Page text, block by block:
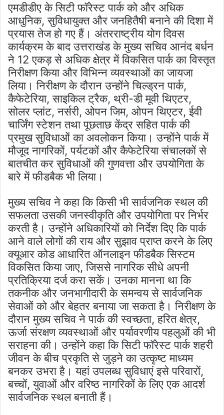
एमडीडीए के सिटी फॉरेस्ट पार्क को और अधिक
आधुनिक, सुविधायुक्त और जनहितैषी बनाने की दिशा में
प्रयास तेज हो गए हैं। अंतरराष्ट्रीय योग दिवस
कार्यक्रम के बाद उत्तराखंड के मुख्य सचिव आनंद बर्धन
ने 12 एकड़ से अधिक क्षेत्र में विकसित पार्क का विस्तृत
निरीक्षण किया और विभिन्न व्यवस्थाओं का जायजा
लिया। निरीक्षण के दौरान उन्होंने चिल्ड्रन पार्क,
कैफेटेरिया, साइकिल ट्रैक, थ्री-डी मूवी थिएटर,
सोलर प्लांट, नर्सरी, ओपन जिम, ओपन थिएटर, ईवी
चार्जिंग स्टेशन तथा पूछताछ केंद्र सहित पार्क की
प्रमुख सुविधाओं का अवलोकन किया। उन्होंने पार्क में
मौजूद नागरिकों, पर्यटकों और कैफेटेरिया संचालकों से
बातचीत कर सुविधाओं की गुणवत्ता और उपयोगिता के
बारे में फीडबैक भी लिया।
मुख्य सचिव ने कहा कि किसी भी सार्वजनिक स्थल की
सफलता उसकी जनस्वीकृति और उपयोगिता पर निर्भर
करती है। उन्होंने अधिकारियों को निर्देश दिए कि पार्क
आने वाले लोगों की राय और सुझाव प्राप्त करने के लिए
क्यूआर कोड आधारित ऑनलाइन फीडबैक सिस्टम
विकसित किया जाए, जिससे नागरिक सीधे अपनी
प्रतिक्रिया दर्ज करा सकें। उनका मानना था कि
तकनीक और जनभागीदारी के समन्वय से सार्वजनिक
सेवाओं को और बेहतर बनाया जा सकता है। निरीक्षण के
दौरान मुख्य सचिव ने पार्क की स्वच्छता, हरित क्षेत्र,
ऊर्जा संरक्षण व्यवस्थाओं और पर्यावरणीय पहलुओं की भी
सराहना की। उन्होंने कहा कि सिटी फॉरेस्ट पार्क शहरी
जीवन के बीच प्रकृति से जुड़ने का उत्कृष्ट माध्यम
बनकर उभरा है। यहां उपलब्ध सुविधाएं इसे परिवारों,
बच्चों, युवाओं और वरिष्ठ नागरिकों के लिए एक आदर्श
सार्वजनिक स्थल बनाती हैं।